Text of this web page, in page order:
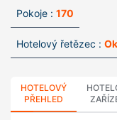
Pokoje : 170
Hotelový řetězec :
HOTELOVÝ
PŘEHLED